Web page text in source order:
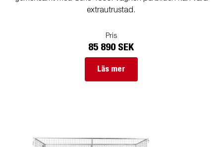
extrautrustad.
Pris
85 890 SEK
Läs mer